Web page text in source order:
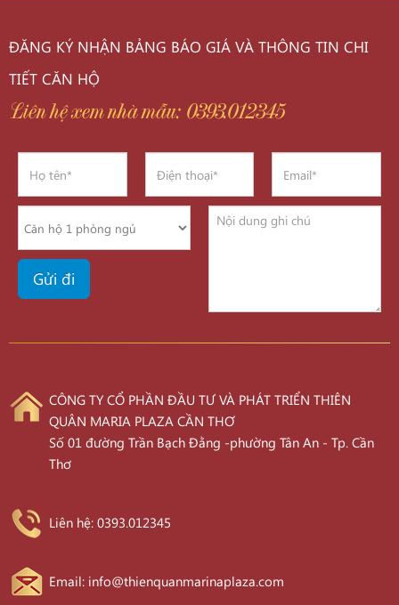
ĐĂNG KÝ NHẬN BẢNG BÁO GIÁ VÀ THÔNG TIN CHI
TIẾT CĂN HỘ
Liên hệ xem nhà mẫu: 0393.012345
CÔNG TY CỔ PHẦN ĐẦU TƯ VÀ PHÁT TRIỂN THIÊN
QUÂN MARIA PLAZA CẦN THƠ
Số 01 đường Trần Bạch Đằng -phường Tân An - Tp. Cần
Thơ
Liên hệ: 0393.012345
Email: info@thienquanmarinaplaza.com